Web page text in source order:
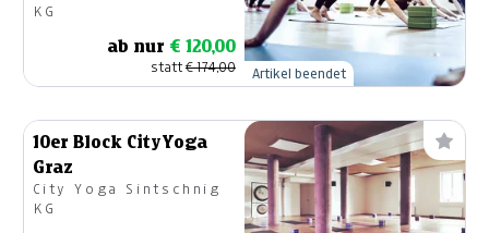
KG
ab nur € 120,00
statt€ 174,00 Artikel beendet
10er Block CityYoga
Graz
City Yoga Sintschnig
KG